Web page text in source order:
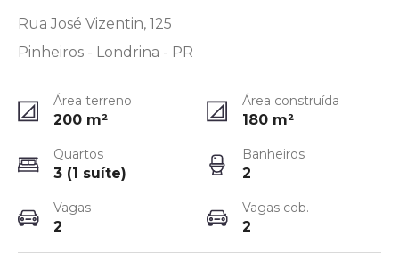
Rua José Vizentin, 125
Pinheiros - Londrina - PR
Área terreno
200 m²
Área construída
180 m²
Quartos
3 (1 suíte)
Banheiros
2
Vagas
2
Vagas cob.
2